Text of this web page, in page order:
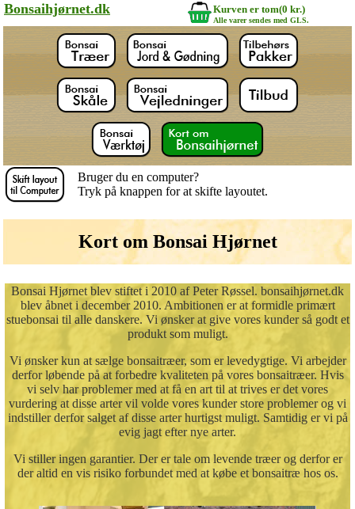
Bonsaihjørnet.dk Kurven er tom(0 kr.)
Alle varer sendes med GLS.
Bruger du en computer?
Tryk på knappen for at skifte layoutet.
Kort om Bonsai Hjørnet
Bonsai Hjørnet blev stiftet i 2010 af Peter Røssel. bonsaihjørnet.dk
blev åbnet i december 2010. Ambitionen er at formidle primært
stuebonsai til alle danskere. Vi ønsker at give vores kunder så godt et
produkt som muligt.
Vi ønsker kun at sælge bonsaitræer, som er levedygtige. Vi arbejder
derfor løbende på at forbedre kvaliteten på vores bonsaitræer. Hvis
vi selv har problemer med at få en art til at trives er det vores
vurdering at disse arter vil volde vores kunder store problemer og vi
indstiller derfor salget af disse arter hurtigst muligt. Samtidig er vi på
evig jagt efter nye arter.
Vi stiller ingen garantier. Der er tale om levende træer og derfor er
der altid en vis risiko forbundet med at købe et bonsaitræ hos os.